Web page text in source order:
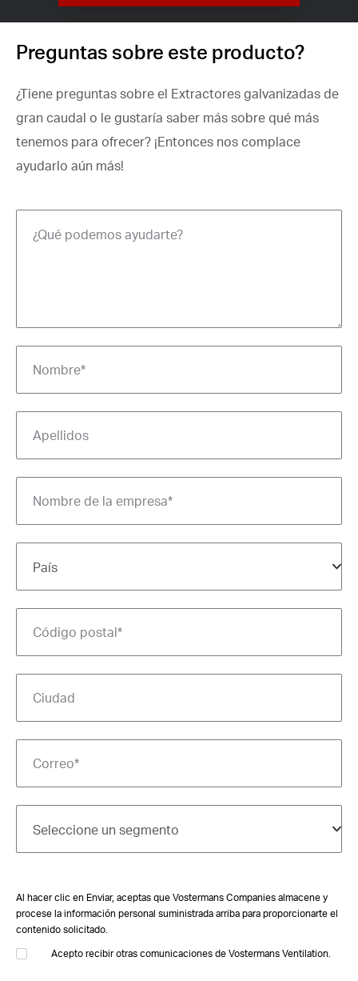
Preguntas sobre este producto?
¿Tiene preguntas sobre el Extractores galvanizadas de
gran caudal o le gustaría saber más sobre qué más
tenemos para ofrecer? ¡Entonces nos complace
ayudarlo aún más!
Al hacer clic en Enviar, aceptas que Vostermans Companies almacene y
procese la información personal suministrada arriba para proporcionarte el
contenido solicitado.
Acepto recibir otras comunicaciones de Vostermans Ventilation.